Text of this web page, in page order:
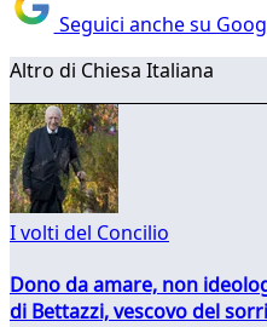
Seguici anche su
Altro di Chiesa Italiana
I volti del Concilio
Dono da amare, non
di Bettazzi, vescovo del